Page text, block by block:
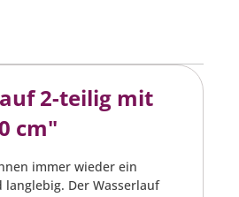
2-teilig mit
cm"
immer wieder ein
Der Wasserlauf